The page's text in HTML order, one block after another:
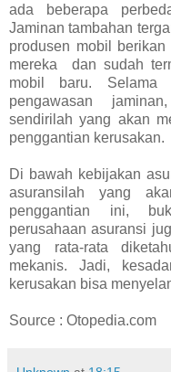
ada beberapa
Jaminan tambahan
produsen mobil
mereka dan sudah
mobil baru. Selama
pengawasan
sendirilah yang akan
penggantian kerusakan.
Di bawah kebijakan
asuransilah yang
penggantian ini,
perusahaan asuransi
yang rata-rata
mekanis. Jadi,
kerusakan bisa
Source : Otopedia.com